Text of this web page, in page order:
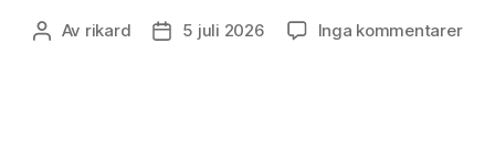
Inläggsförfattare
Av rikard Inläggsdatum
5 juli 2026 Inga kommentarertill